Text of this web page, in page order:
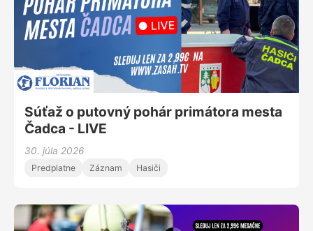
Súťaž o putovný pohár primátora mesta
Čadca - LIVE
30. júla 2026
Predplatne Záznam Hasiči